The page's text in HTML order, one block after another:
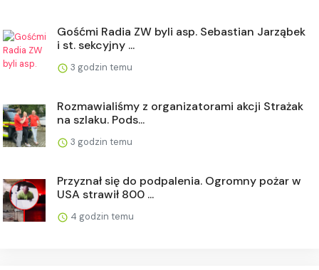
Gośćmi Radia ZW byli asp. Sebastian Jarząbek
i st. sekcyjny ...
3 godzin temu
Rozmawialiśmy z organizatorami akcji Strażak
na szlaku. Pods...
3 godzin temu
Przyznał się do podpalenia. Ogromny pożar w
USA strawił 800 ...
4 godzin temu